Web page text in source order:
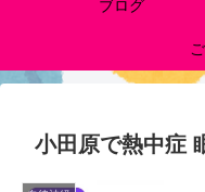
ブログ
小田原で熱中症